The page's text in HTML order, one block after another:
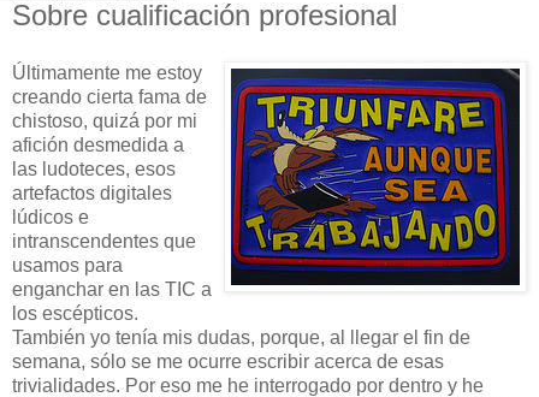
Sobre cualificación profesional
Últimamente me estoy
creando cierta fama de
chistoso, quizá por mi
afición desmedida a
las ludoteces, esos
artefactos digitales
lúdicos e
intranscendentes que
usamos para
enganchar en las TIC a
los escépticos.
También yo tenía mis dudas, porque, al llegar el fin de
semana, sólo se me ocurre escribir acerca de esas
trivialidades. Por eso me he interrogado por dentro y he